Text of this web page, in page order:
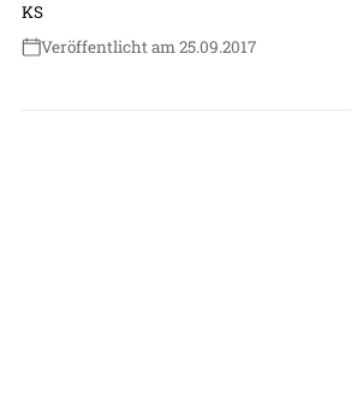
KS
Veröffentlicht am 25.09.2017